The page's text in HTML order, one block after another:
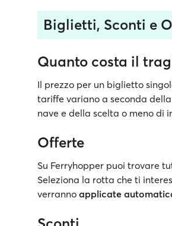
Biglietti, Sconti e
Quanto costa il
Il prezzo per un biglietto
tariffe variano a seconda
nave e della scelta o meno di
Offerte
Su Ferryhopper puoi trovare
Seleziona la rotta che ti
verranno applicate